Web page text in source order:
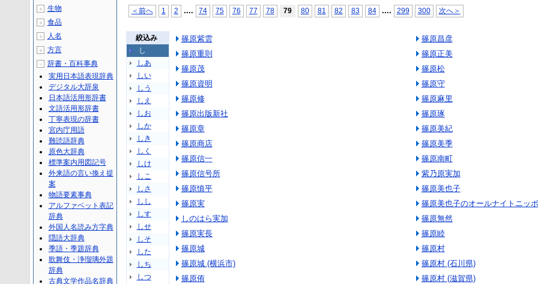
＜前へ 1 2 .... 74 75 76 77 78 79 80 81 82 83 84 .... 299 300 次へ＞
絞込み
し
しあ
しい
しう
しえ
しお
しか
しき
しく
しけ
しこ
しさ
しし
しす
しせ
しそ
した
しち
しつ
篠原紫雲
篠原重則
篠原茂
篠原資明
篠原修
篠原出版新社
篠原章
篠原商店
篠原信一
篠原信号所
篠原慎平
篠原実
しのはら実加
篠原実長
篠原城
篠原城 (横浜市)
篠原侑
篠原昌彦
篠原正美
篠原松
篠原守
篠原麻里
篠原琢
篠原美紀
篠原美季
篠原南町
紫乃原実加
篠原美也子
篠原美也子のオールナイトニッ
篠原無然
篠原睦
篠原村
篠原村 (石川県)
篠原村 (滋賀県)
＋ 生物
＋ 食品
＋ 人名
＋ 方言
－
辞書・百科事典
実用日本語表現辞典
デジタル大辞泉
日本語活用形辞書
文語活用形辞書
丁寧表現の辞書
宮内庁用語
難読語辞典
原色大辞典
標準案内用図記号
外来語の言い換え提
案
物語要素事典
アルファベット表記
辞典
外国人名読み方字典
隠語大辞典
季語・季題辞典
歌舞伎・浄瑠璃外題
辞典
古典文学作品名辞典